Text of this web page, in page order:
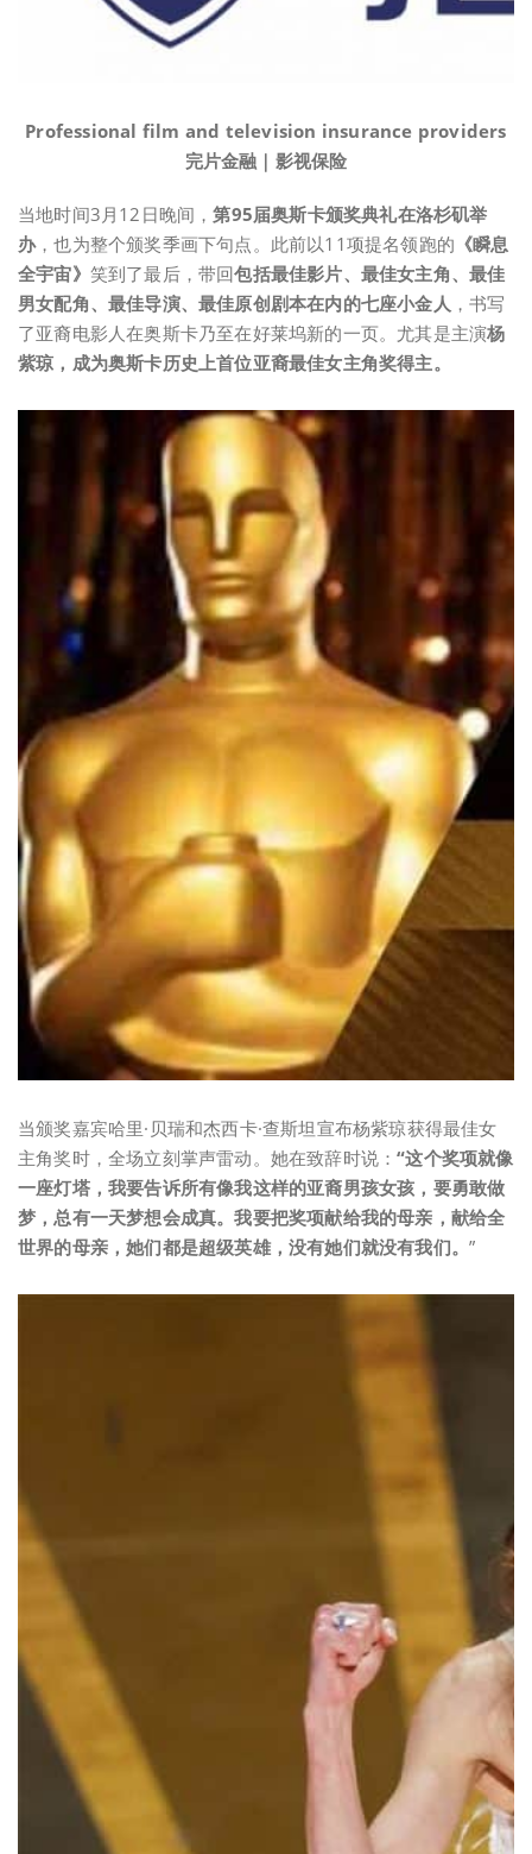
Professional film and television insurance providers
完片金融｜影视保险
当地时间3月12日晚间，第95届奥斯卡颁奖典礼在洛杉矶举
办，也为整个颁奖季画下句点。此前以11项提名领跑的 《瞬息
全宇宙》 笑到了最后，带回包括最佳影片、最佳女主角、最佳
男女配角、最佳导演、最佳原创剧本在内的七座小金人 ，书写
了亚裔电影人在奥斯卡乃至在好莱坞新的一页。尤其是主演杨
紫琼，成为奥斯卡历史上首位亚裔最佳女主角奖得主。
当颁奖嘉宾哈里·贝瑞和杰西卡·查斯坦宣布杨紫琼获得最佳女
主角奖时，全场立刻掌声雷动。她在致辞时说：“这个奖项就像
一座灯塔，我要告诉所有像我这样的亚裔男孩女孩，要勇敢做
梦，总有一天梦想会成真。我要把奖项献给我的母亲，献给全
世界的母亲，她们都是超级英雄，没有她们就没有我们。”